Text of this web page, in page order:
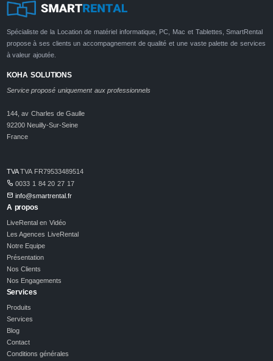
Spécialiste de la Location de matériel informatique, PC, Mac et Tablettes, SmartRental
propose à ses clients un accompagnement de qualité et une vaste palette de services
à valeur ajoutée.
KOHA SOLUTIONS
Service proposé uniquement aux professionnels
144, av Charles de Gaulle
92200 Neuilly-Sur-Seine
France
TVATVA FR79533489514
0033 1 84 20 27 17
info@smartrental.fr
A propos
LiveRental en Vidéo
Les Agences LiveRental
Notre Equipe
Présentation
Nos Clients
Nos Engagements
Services
Produits
Services
Blog
Contact
Conditions générales